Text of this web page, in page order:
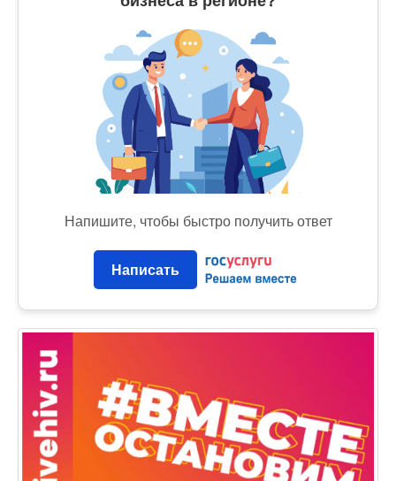
Напишите, чтобы быстро получить ответ
Написать